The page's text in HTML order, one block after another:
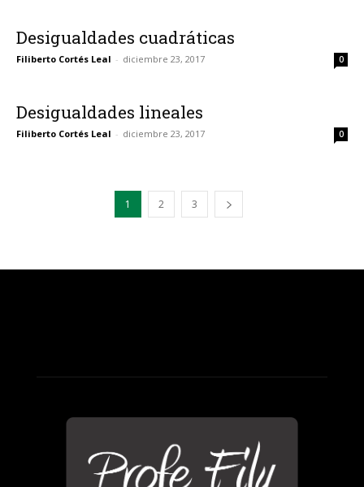
Desigualdades cuadráticas
Filiberto Cortés Leal - diciembre 23, 2017 0
Desigualdades lineales
Filiberto Cortés Leal - diciembre 23, 2017 0
1 2 3